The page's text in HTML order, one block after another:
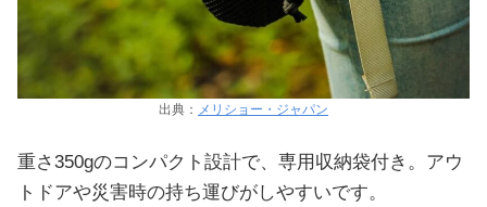
出典： メリショー・ジャパン
重さ350gのコンパクト設計で、専用収納袋付き。アウ
トドアや災害時の持ち運びがしやすいです。